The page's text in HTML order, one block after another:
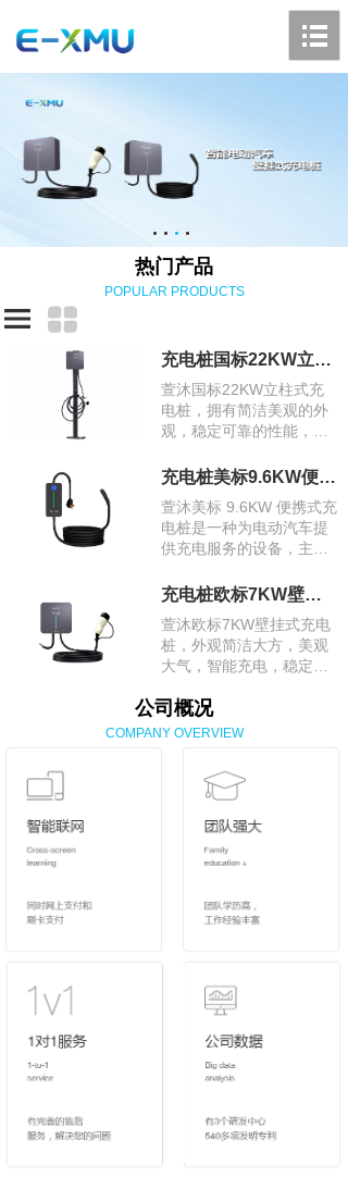
热门产品
POPULAR PRODUCTS
充电桩国标22KW立柱式充电桩
萱沐国标22KW立柱式充
电桩，拥有简洁美观的外
观，稳定可靠的性能，高
的管理和良好的兼容性，
手。
充电桩美标9.6KW便携式充电桩
萱沐美标 9.6KW 便携式充
电桩是一种为电动汽车提
供充电服务的设备，主要
美标充电接口，方便在美
为电动汽车进行充电。
充电桩欧标7KW壁挂式充电桩
萱沐欧标7KW壁挂式充电
桩，外观简洁大方，美观
大气，智能充电，稳定安
适用于众多欧洲品牌及符
合欧标接口的电动汽车。
公司概况
COMPANY OVERVIEW